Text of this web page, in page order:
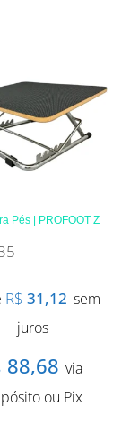
Pés | PROFOOT Z
R$ 31,12 sem
juros
88,68 via
ou Pix